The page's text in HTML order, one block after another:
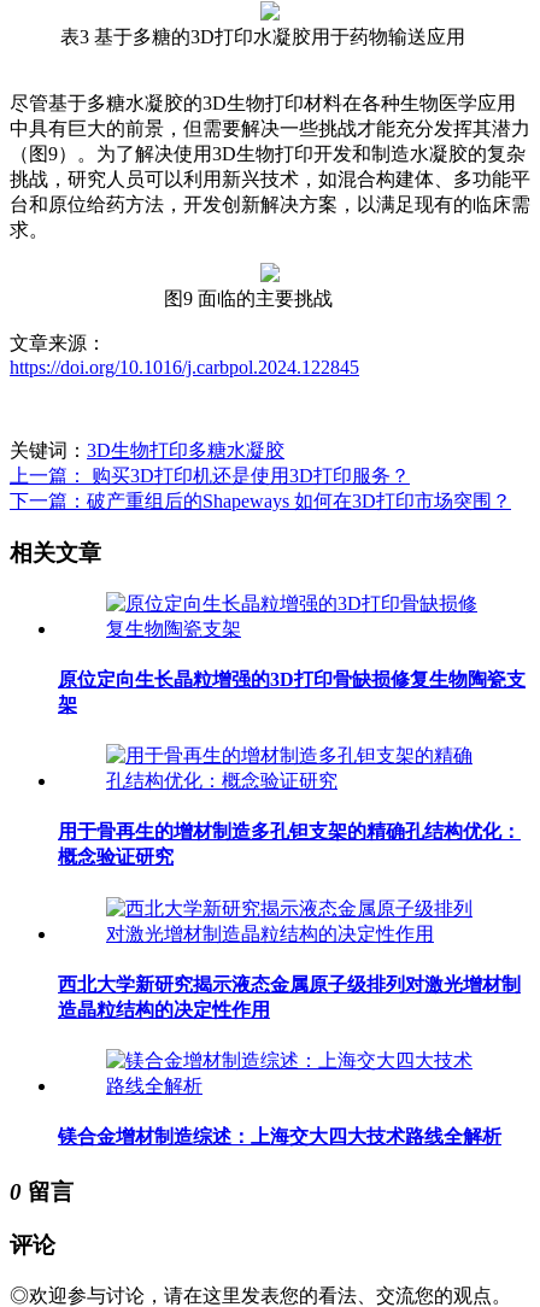
表3 基于多糖的3D打印水凝胶用于药物输送应用
尽管基于多糖水凝胶的3D生物打印材料在各种生物医学应用
中具有巨大的前景，但需要解决一些挑战才能充分发挥其潜力
（图9）。为了解决使用3D生物打印开发和制造水凝胶的复杂
挑战，研究人员可以利用新兴技术，如混合构建体、多功能平
台和原位给药方法，开发创新解决方案，以满足现有的临床需
求。
图9 面临的主要挑战
文章来源：
https://doi.org/10.1016/j.carbpol.2024.122845
关键词： 3D生物打印多糖水凝胶
上一篇： 购买3D打印机还是使用3D打印服务？
下一篇：破产重组后的Shapeways 如何在3D打印市场突围？
相关文章
原位定向生长晶粒增强的3D打印骨缺损修复生物陶瓷支
架
用于骨再生的增材制造多孔钽支架的精确孔结构优化：
概念验证研究
西北大学新研究揭示液态金属原子级排列对激光增材制
造晶粒结构的决定性作用
镁合金增材制造综述：上海交大四大技术路线全解析
0 留言
评论
◎欢迎参与讨论，请在这里发表您的看法、交流您的观点。